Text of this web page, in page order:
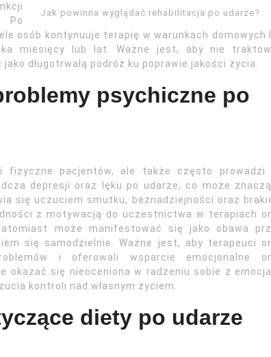
Jak powinna wyglądać rehabilitacja po udarze?
Po
osób kontynuuje terapię w warunkach domowych
miesięcy lub lat. Ważne jest, aby nie
długotrwałą podróż ku poprawie jakości życia.
psychiczne po
fizyczne pacjentów, ale także często prowadzi
depresji oraz lęku po udarze, co może
się uczuciem smutku, beznadziejności oraz
z motywacją do uczestnictwa w terapiach
może manifestować się jako obawa
się samodzielnie. Ważne jest, aby terapeuci
i oferowali wsparcie emocjonalne
okazać się nieoceniona w radzeniu sobie z
kontroli nad własnym życiem.
diety po udarze